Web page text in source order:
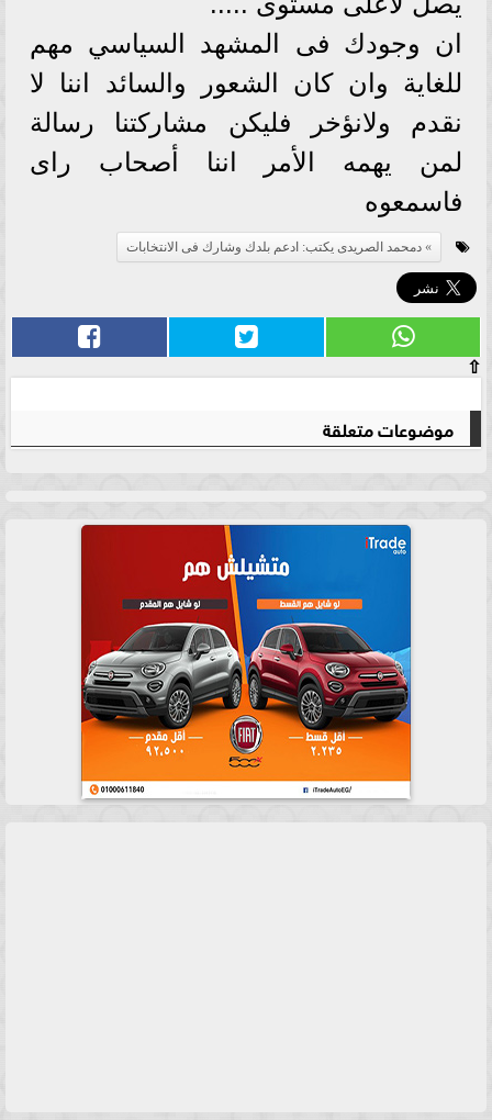
ان وجودك فى المشهد السياسي مهم
للغاية وان كان الشعور والسائد اننا لا
نقدم ولانؤخر فليكن مشاركتنا رسالة
لمن يهمه الأمر اننا أصحاب راى
فاسمعوه
دمحمد الصريدى يكتب: ادعم بلدك وشارك فى الانتخابات
⇧
موضوعات متعلقة